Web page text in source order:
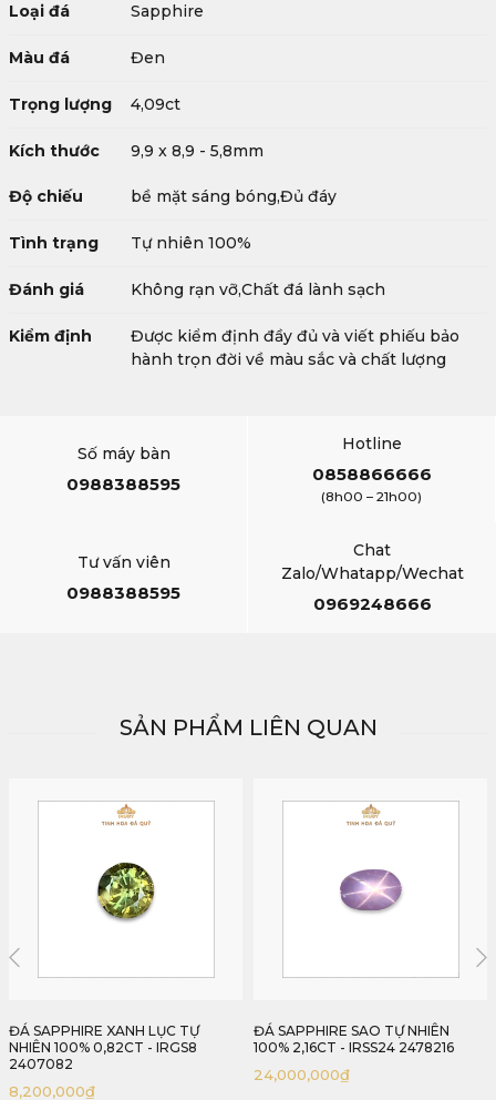
Loại đá Sapphire
Màu đá Đen
Trọng lượng 4,09ct
Kích thước 9,9 x 8,9 - 5,8mm
Độ chiếu bề mặt sáng bóng,Đủ đáy
Tình trạng Tự nhiên 100%
Đánh giá Không rạn vỡ,Chất đá lành sạch
Kiểm định
Được kiểm định đầy đủ và viết phiếu bảo
hành trọn đời về màu sắc và chất lượng
Số máy bàn
0988388595
Hotline
0858866666
(8h00 – 21h00)
Tư vấn viên
0988388595
Chat
Zalo/Whatapp/Wechat
0969248666
SẢN PHẨM LIÊN QUAN
ĐÁ SAPPHIRE SAO TỰ NHIÊN
100% 2,16CT - IRSS24 2478216
24,000,000
ĐÁ SAPPHIRE SAO TỰ NHIÊN
100% 2,82CT - IRSS18 2476282
18,000,000₫